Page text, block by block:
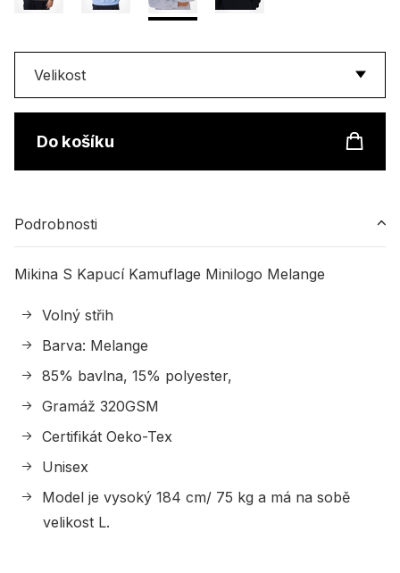
Velikost
do košíku
Podrobnosti
Mikina S Kapucí Kamuflage Minilogo Melange
Volný střih
Barva: Melange
85% bavlna, 15% polyester,
Gramáž 320GSM
Certifikát Oeko-Tex
Unisex
Model je vysoký 184 cm/ 75 kg a má na sobě
velikost L.